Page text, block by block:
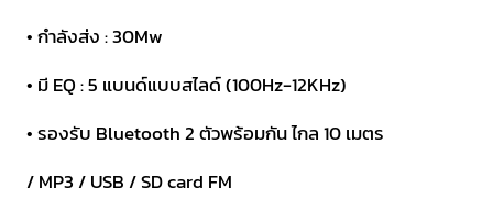
• กำลังส่ง : 30Mw
• มี EQ : 5 แบนด์แบบสไลด์ (100Hz-12KHz)
• รองรับ Bluetooth 2 ตัวพร้อมกัน ไกล 10 เมตร
/ MP3 / USB / SD card FM